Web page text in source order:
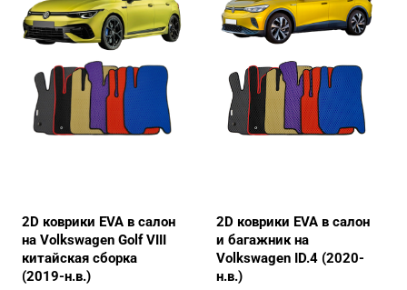
2D коврики EVA в салон
на Volkswagen Golf VIII
китайская сборка
(2019-н.в.)
2D коврики EVA в салон
и багажник на
Volkswagen ID.4 (2020-
н.в.)